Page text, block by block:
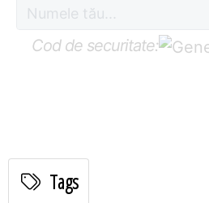
Cod de securitate:
Tags